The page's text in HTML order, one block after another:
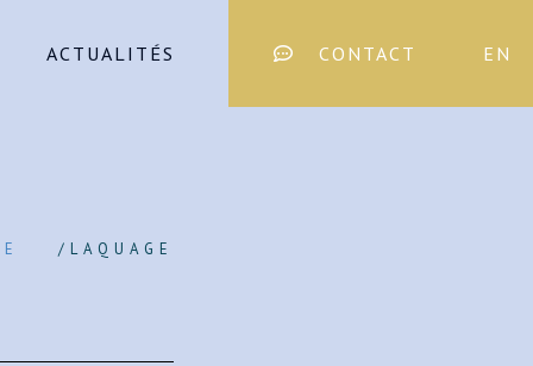
ACTUALITÉS CONTACT EN
/ LAQUAGE